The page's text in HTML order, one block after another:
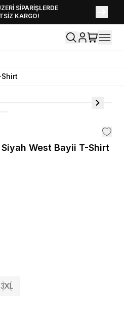
SİPARİŞLERDE
KARGO!
EKLENDİ,
KEŞFET!
West Bayii T-Shirt
3XL